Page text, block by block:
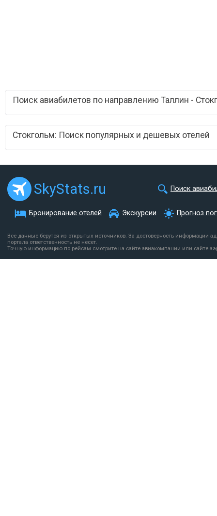
Поиск авиабилетов по направлению Таллин -
Стокгольм: Поиск популярных и дешевых отелей
SkyStats.ru Поиск
Бронирование отелей Экскурсии Прогноз
Все данные берутся из открытых источников. За достоверность информации
портала ответственность не несет.
Точную информацию по рейсам смотрите на сайте авиакомпании или сайте